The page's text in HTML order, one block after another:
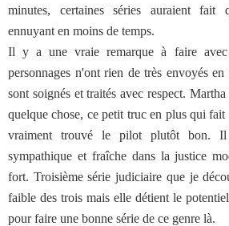
minutes, certaines séries auraient fait
ennuyant en moins de temps.
Il y a une vraie remarque à faire
personnages n'ont rien de très envoyés
sont soignés et traités avec respect.
quelque chose, ce petit truc en plus qui
vraiment trouvé le pilot plutôt bon. Il
sympathique et fraîche dans la justice
fort. Troisième série judiciaire que je
faible des trois mais elle détient le
pour faire une bonne série de ce genre là.